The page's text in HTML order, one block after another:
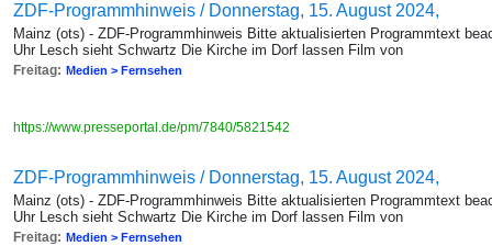
ZDF-Programmhinweis / Donnerstag, 15. August 2024,
Mainz (ots) - ZDF-Programmhinweis Bitte aktualisierten Programmtext
Uhr Lesch sieht Schwartz Die Kirche im Dorf lassen Film von
Freitag: Medien > Fernsehen
https://www.presseportal.de/pm/7840/5821542
ZDF-Programmhinweis / Donnerstag, 15. August 2024,
Mainz (ots) - ZDF-Programmhinweis Bitte aktualisierten Programmtext
Uhr Lesch sieht Schwartz Die Kirche im Dorf lassen Film von
Freitag: Medien > Fernsehen